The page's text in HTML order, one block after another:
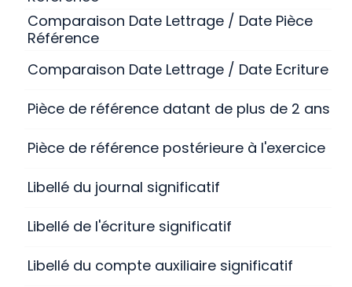
Comparaison Date Lettrage / Date Pièce
Référence
Comparaison Date Lettrage / Date Ecriture
Pièce de référence datant de plus de 2 ans
Pièce de référence postérieure à l'exercice
Libellé du journal significatif
Libellé de l'écriture significatif
Libellé du compte auxiliaire significatif